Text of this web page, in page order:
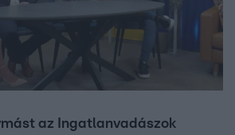
az Ingatlanvadászok